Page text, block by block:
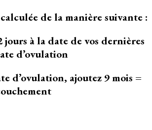
?
de la manière suivante :
jours à la date de vos dernières
d’ovulation
d’ovulation, ajoutez 9 mois =